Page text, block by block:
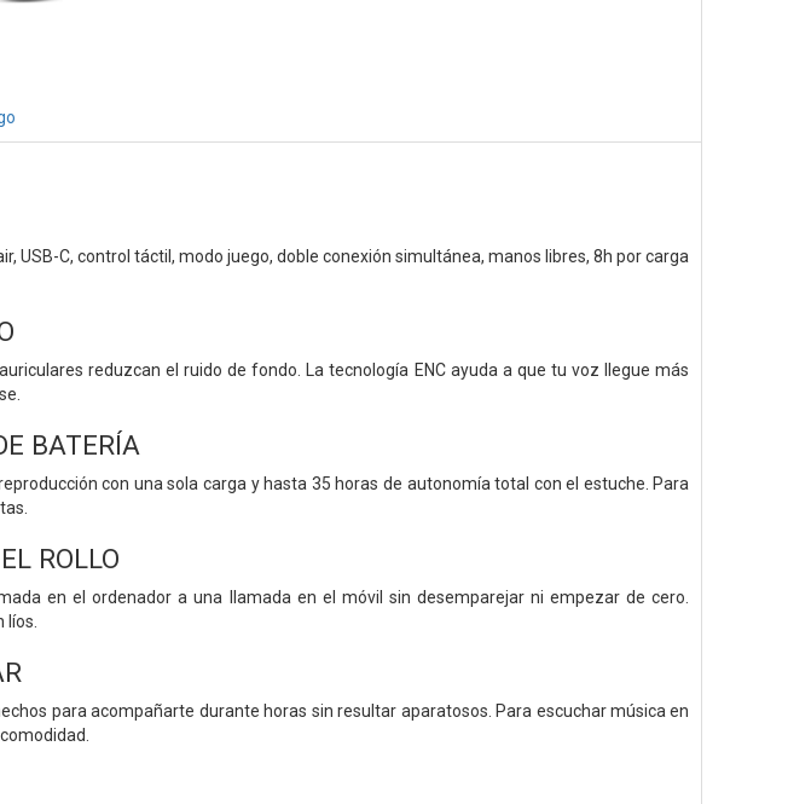
USB-C, control táctil, modo juego, doble conexión simultánea, manos libres, 8h por carga
reduzcan el ruido de fondo. La tecnología ENC ayuda a que tu voz llegue más
BATERÍA
con una sola carga y hasta 35 horas de autonomía total con el estuche. Para
ROLLO
en el ordenador a una llamada en el móvil sin desemparejar ni empezar de cero.
líos.
para acompañarte durante horas sin resultar aparatosos. Para escuchar música en